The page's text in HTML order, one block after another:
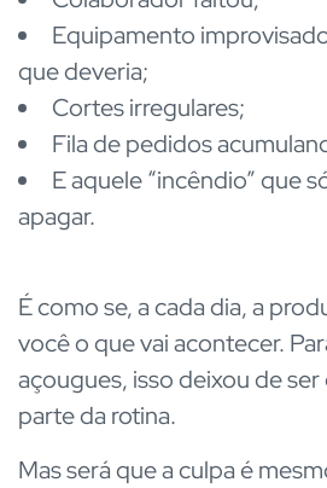
Equipamento
que deveria;
Cortes irregulares;
Fila de pedidos
E aquele “incêndio” que
apagar.
É como se, a cada dia, a
você o que vai acontecer.
açougues, isso deixou de ser
parte da rotina.
Mas será que a culpa é